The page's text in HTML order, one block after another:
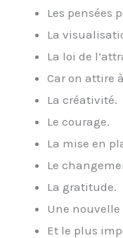
Les pensées
La
La loi de
Car on attire
La créativité.
Le courage.
La mise en
Le
La gratitude.
Une
Et le plus